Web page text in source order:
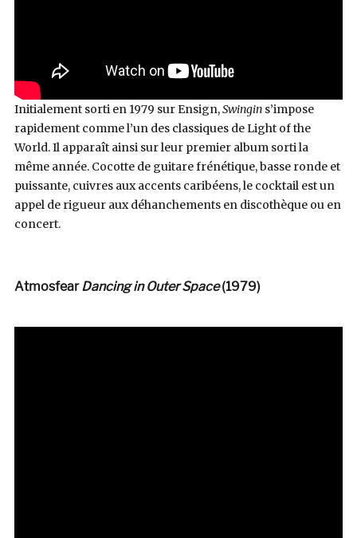
Initialement sorti en 1979 sur Ensign,Swingin s’impose
rapidement comme l’un des classiques de Light of the
World. Il apparaît ainsi sur leur premier album sorti la
même année. Cocotte de guitare frénétique, basse ronde et
puissante, cuivres aux accents caribéens, le cocktail est un
appel de rigueur aux déhanchements en discothèque ou en
concert.
AtmosfearDancing in Outer Space(1979)